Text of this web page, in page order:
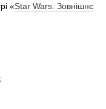
«Star Wars. Зовнішнє